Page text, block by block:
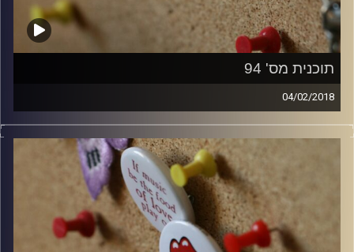
תוכנית מס' 94
04/02/2018
קלאסיקות רוק עם אורן הוף.
włodi